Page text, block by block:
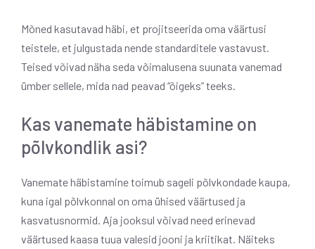
Mõned kasutavad häbi, et projitseerida oma väärtusi
teistele, et julgustada nende standarditele vastavust.
Teised võivad näha seda võimalusena suunata vanemad
ümber sellele, mida nad peavad “õigeks” teeks.
Kas vanemate häbistamine on
põlvkondlik asi?
Vanemate häbistamine toimub sageli põlvkondade kaupa,
kuna igal põlvkonnal on oma ühised väärtused ja
kasvatusnormid. Aja jooksul võivad need erinevad
väärtused kaasa tuua valesid jooni ja kriitikat. Näiteks